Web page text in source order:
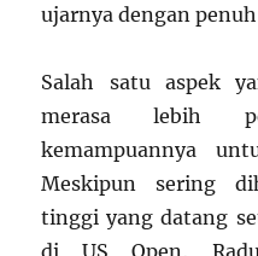
ujarnya dengan
Salah satu aspek
merasa lebih
kemampuannya
Meskipun sering
tinggi yang datang
di US Open,